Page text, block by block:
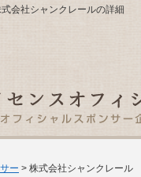
会社シャンクレールの詳細
ー > 株式会社シャンクレール